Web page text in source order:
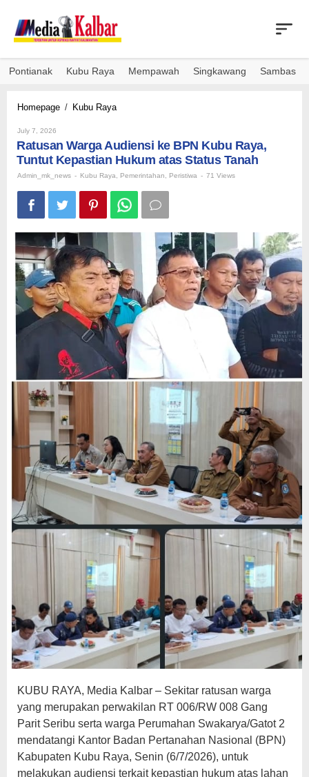
content
Pontianak Kubu Raya Mempawah Singkawang Sambas
Homepage / Kubu RayaRatusan
ke
BPN
Raya,
Tuntut
Kepastian
Hukum
atas
July 7, 2026
Ratusan Warga Audiensi ke BPN Kubu Raya,
Tuntut Kepastian Hukum atas Status Tanah ‎
Admin_mk_news - Kubu Raya Pemerintahan Peristiwa - 71 Views
KUBU RAYA, Media Kalbar – Sekitar ratusan warga
yang merupakan perwakilan RT 006/RW 008 Gang
Parit Seribu serta warga Perumahan Swakarya/Gatot 2
mendatangi Kantor Badan Pertanahan Nasional (BPN)
Kabupaten Kubu Raya, Senin (6/7/2026), untuk
melakukan audiensi terkait kepastian hukum atas lahan